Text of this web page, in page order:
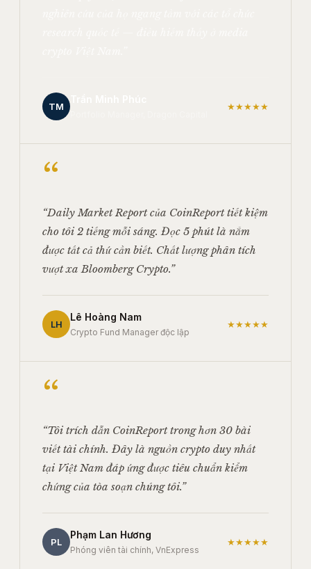
TM ★★★★★
“
“Daily Market Report của CoinReport tiết kiệm
cho tôi 2 tiếng mỗi sáng. Đọc 5 phút là nắm
được tất cả thứ cần biết. Chất lượng phân tích
vượt xa Bloomberg Crypto.”
LH
Lê Hoàng Nam
Crypto Fund Manager độc lập
★★★★★
“
“Tôi trích dẫn CoinReport trong hơn 30 bài
viết tài chính. Đây là nguồn crypto duy nhất
tại Việt Nam đáp ứng được tiêu chuẩn kiểm
chứng của tòa soạn chúng tôi.”
PL
Phạm Lan Hương
Phóng viên tài chính, VnExpress
★★★★★